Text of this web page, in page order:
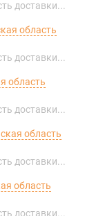
доставки...
область
доставки...
область
доставки...
область
доставки...
область
доставки...